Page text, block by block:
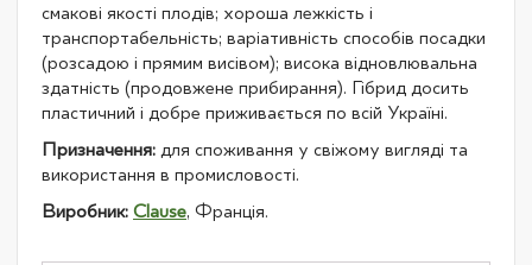
смакові якості плодів; хороша лежкість і
транспортабельність; варіативність способів посадки
(розсадою і прямим висівом); висока відновлювальна
здатність (продовжене прибирання). Гібрид досить
пластичний і добре приживається по всій Україні.
Призначення: для споживання у свіжому вигляді та
використання в промисловості.
Виробник: Clause, Франція.